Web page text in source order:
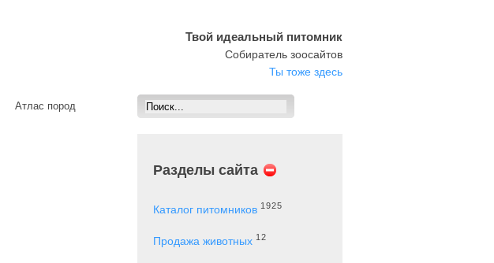
Твой идеальный питомник
Собиратель зоосайтов
Ты тоже здесь
Атлас пород
Разделы сайта
Каталог питомников 1925
Продажа животных 12